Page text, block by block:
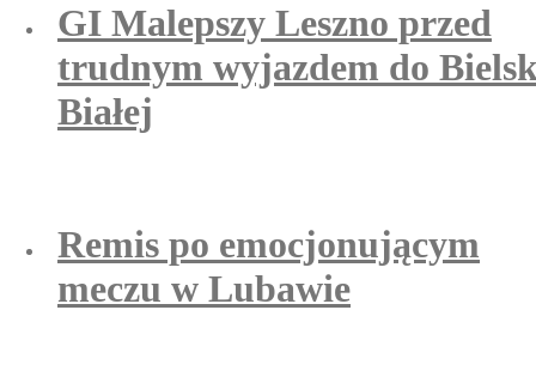
GI Malepszy Leszno przed
trudnym wyjazdem do
Białej
Remis po emocjonującym
meczu w Lubawie